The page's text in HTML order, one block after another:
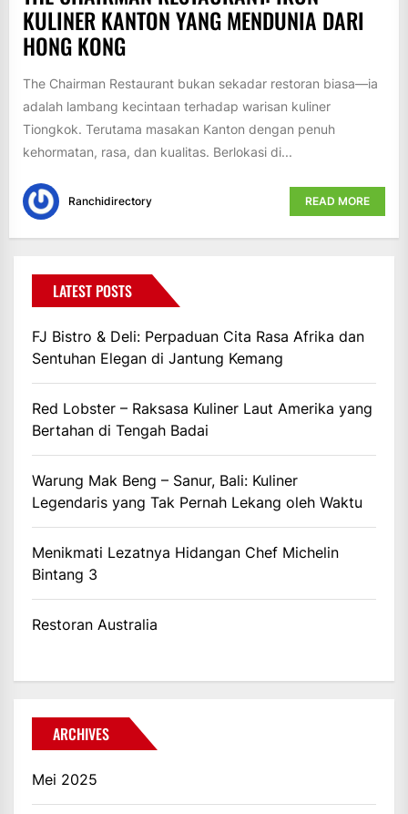
KULINER KANTON YANG MENDUNIA DARI
HONG KONG
The Chairman Restaurant bukan sekadar restoran biasa—ia
adalah lambang kecintaan terhadap warisan kuliner
Tiongkok. Terutama masakan Kanton dengan penuh
kehormatan, rasa, dan kualitas. Berlokasi di...
Ranchidirectory READ MORE
LATEST POSTS
FJ Bistro & Deli: Perpaduan Cita Rasa Afrika dan
Sentuhan Elegan di Jantung Kemang
Red Lobster – Raksasa Kuliner Laut Amerika yang
Bertahan di Tengah Badai
Warung Mak Beng – Sanur, Bali: Kuliner
Legendaris yang Tak Pernah Lekang oleh Waktu
Menikmati Lezatnya Hidangan Chef Michelin
Bintang 3
Restoran Australia
ARCHIVES
Mei 2025